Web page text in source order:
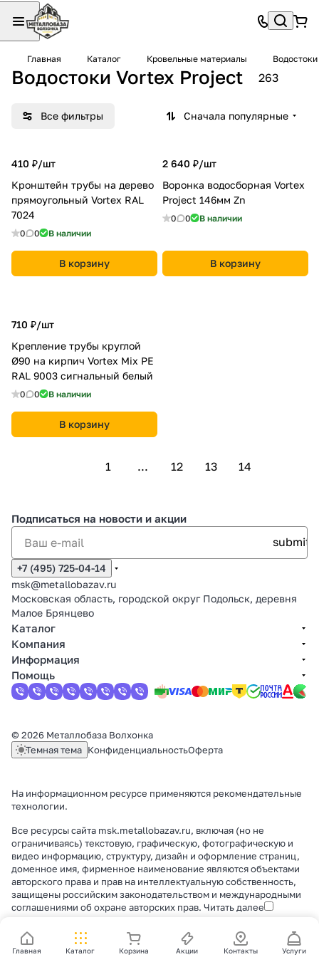
Главная Каталог Кровельные материалы Водостоки
Водостоки Vortex Project 263
Все фильтры Сначала популярные
410 ₽/шт
Кронштейн трубы на дерево
прямоугольный Vortex RAL
7024
0 0 В наличии
В корзину
2 640 ₽/шт
Воронка водосборная Vortex
Project 146мм Zn
0 0 В наличии
В корзину
710 ₽/шт
Крепление трубы круглой
Ø90 на кирпич Vortex Mix PE
RAL 9003 сигнальный белый
0 0 В наличии
В корзину
1 ... 12 13 14
Главная Каталог Корзина Акции Контакты Услуги
Подписаться на новости и акции
+7 (495) 725-04-14
msk@metallobazav.ru
Московская область, городской округ Подольск, деревня
Малое Брянцево
Каталог
Компания
Информация
Помощь
© 2026 Металлобаза Волхонка
Темная тема КонфиденциальностьОферта
На информационном ресурсе применяются рекомендательные
технологии.
Все ресурсы сайта msk.metallobazav.ru, включая (но не
ограничиваясь) текстовую, графическую, фотографическую и
видео информацию, структуру, дизайн и оформление страниц,
доменное имя, фирменное наименование являются объектами
авторского права и прав на интеллектуальную собственность,
защищены российским законодательством и международными
соглашениями об охране авторских прав. Читать далее